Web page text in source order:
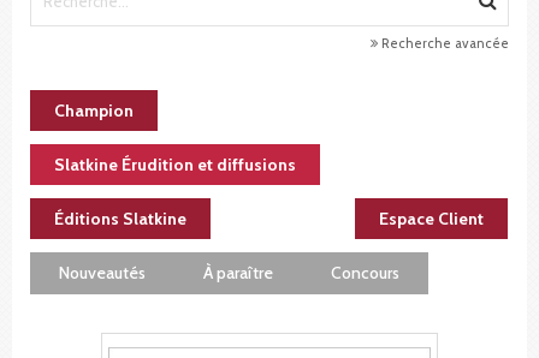
Recherche avancée
Champion
Slatkine Érudition et diffusions
Éditions Slatkine Espace Client
Nouveautés À paraître Concours